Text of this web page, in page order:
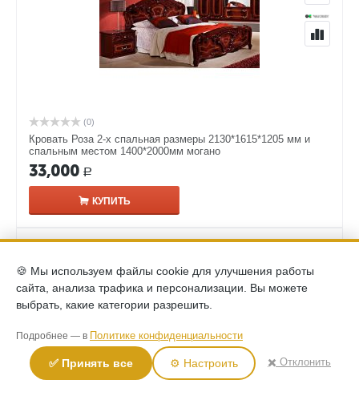
(0)
Кровать Роза 2-х спальная размеры 2130*1615*1205 мм и
спальным местом 1400*2000мм могано
33,000 Р
КУПИТЬ
🍪 Мы используем файлы cookie для улучшения работы
сайта, анализа трафика и персонализации. Вы можете
выбрать, какие категории разрешить.
Подробнее — в Политике конфиденциальности
✅ Принять все ⚙️ Настроить ✖️ Отклонить